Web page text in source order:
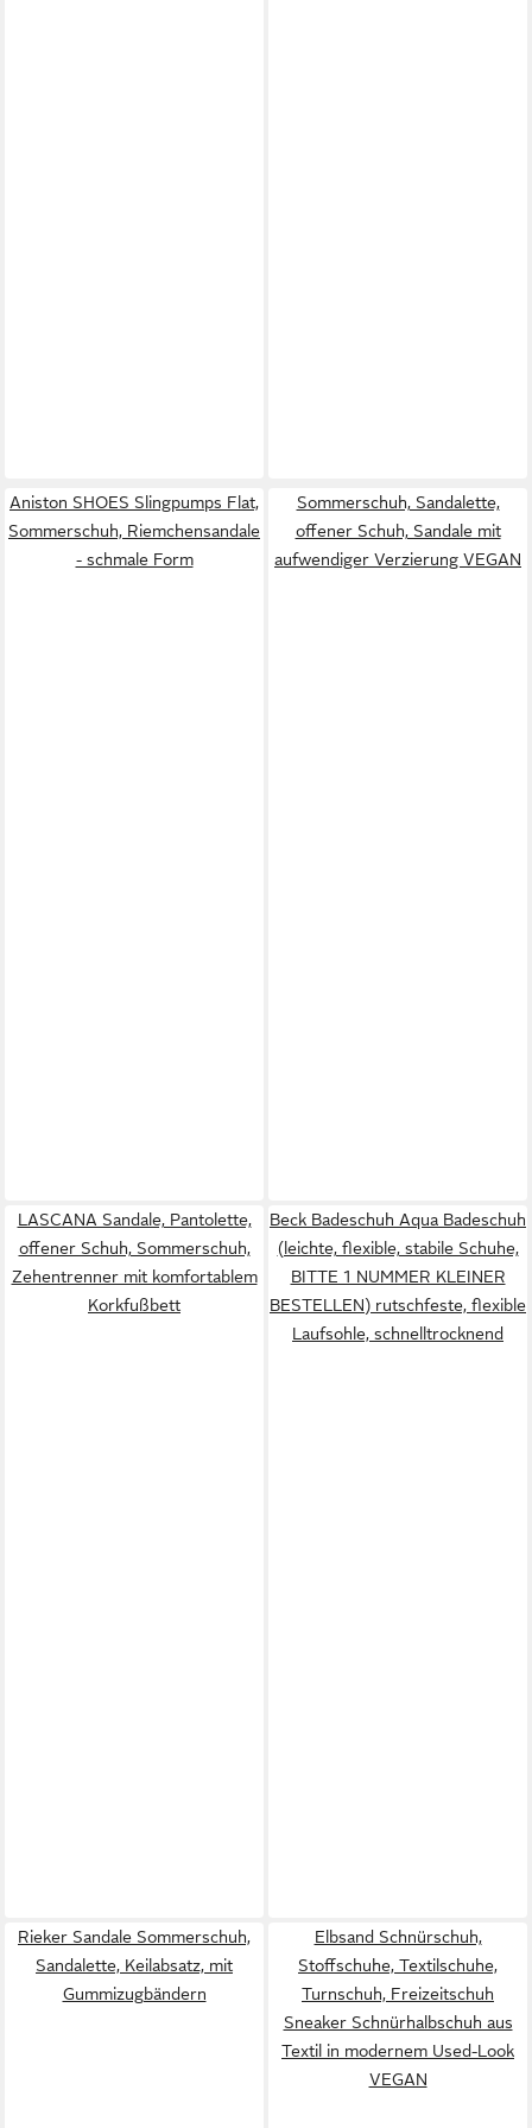
Aniston SHOES Slingpumps Flat,
Sommerschuh, Riemchensandale
- schmale Form
Sommerschuh, Sandalette,
offener Schuh, Sandale mit
aufwendiger Verzierung VEGAN
LASCANA Sandale, Pantolette,
offener Schuh, Sommerschuh,
Zehentrenner mit komfortablem
Korkfußbett
Beck Badeschuh Aqua Badeschuh
(leichte, flexible, stabile Schuhe,
BITTE 1 NUMMER KLEINER
BESTELLEN) rutschfeste, flexible
Laufsohle, schnelltrocknend
Rieker Sandale Sommerschuh,
Sandalette, Keilabsatz, mit
Gummizugbändern
Elbsand Schnürschuh,
Stoffschuhe, Textilschuhe,
Turnschuh, Freizeitschuh
Sneaker Schnürhalbschuh aus
Textil in modernem Used-Look
VEGAN